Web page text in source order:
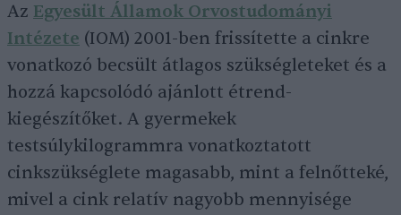
Az Egyesült Államok Orvostudományi
Intézete (IOM) 2001-ben frissítette a cinkre
vonatkozó becsült átlagos szükségleteket és a
hozzá kapcsolódó ajánlott étrend-
kiegészítőket. A gyermekek
testsúlykilogrammra vonatkoztatott
cinkszükséglete magasabb, mint a felnőtteké,
mivel a cink relatív nagyobb mennyisége